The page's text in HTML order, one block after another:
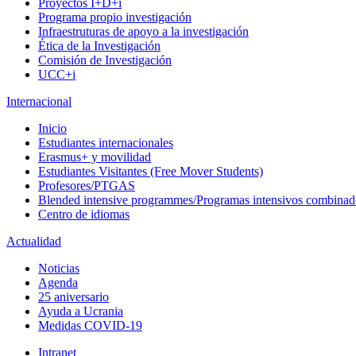
Proyectos I+D+i
Programa propio investigación
Infraestruturas de apoyo a la investigación
Ética de la Investigación
Comisión de Investigación
UCC+i
Internacional
Inicio
Estudiantes internacionales
Erasmus+ y movilidad
Estudiantes Visitantes (Free Mover Students)
Profesores/PTGAS
Blended intensive programmes/Programas intensivos
Centro de idiomas
Actualidad
Noticias
Agenda
25 aniversario
Ayuda a Ucrania
Medidas COVID-19
Intranet